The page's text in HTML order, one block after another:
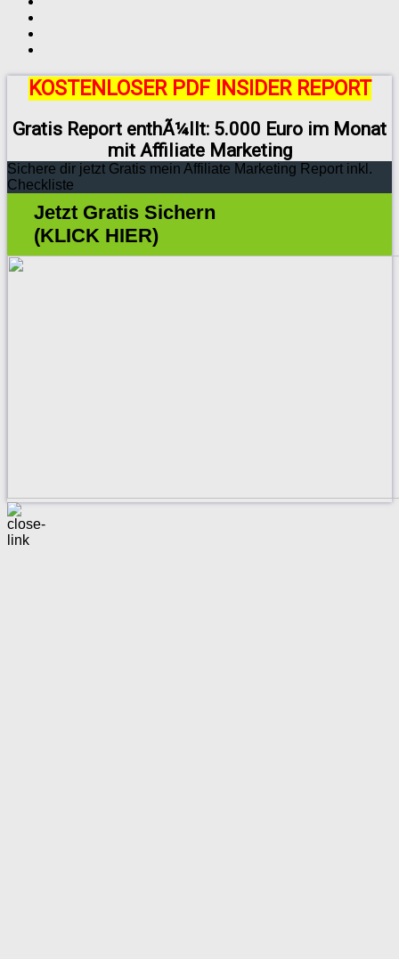
KOSTENLOSER PDF INSIDER REPORT
Gratis Report enthÃ¼llt: 5.000 Euro im Monat
mit Affiliate Marketing
Sichere dir jetzt Gratis mein Affiliate Marketing Report inkl.
Checkliste
Jetzt Gratis Sichern
(KLICK HIER)